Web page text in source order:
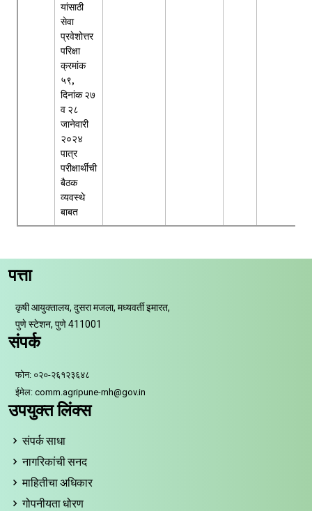
यांसाठी
सेवा
प्रवेशोत्तर
परिक्षा
क्रमांक
५९,
दिनांक २७
व २८
जानेवारी
२०२४
पात्र
परीक्षार्थीची
बैठक
व्यवस्थे
बाबत
पत्ता
कृषी आयुक्तालय, दुसरा मजला, मध्यवर्ती इमारत,
पुणे स्टेशन, पुणे 411001
संपर्क
फोन: ०२०-२६१२३६४८
ईमेल: comm.agripune-mh@gov.in
उपयुक्त लिंक्स
संपर्क साधा
नागरिकांची सनद
माहितीचा अधिकार
गोपनीयता धोरण